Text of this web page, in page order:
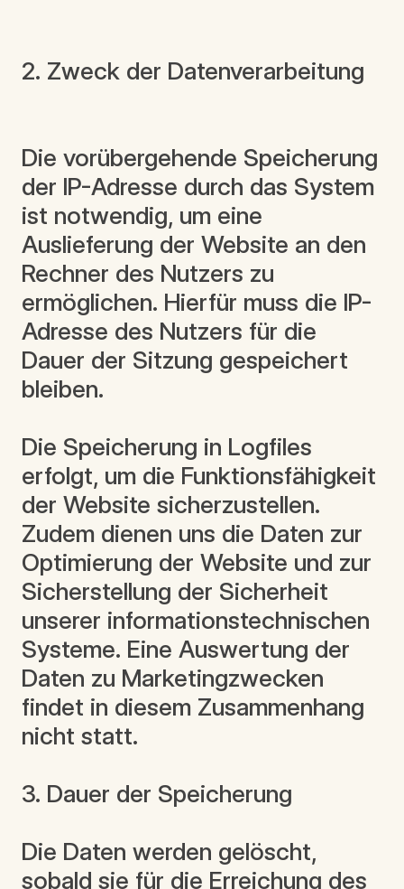
2. Zweck der Datenverarbeitung
Die vorübergehende Speicherung
der IP-Adresse durch das System
ist notwendig, um eine
Auslieferung der Website an den
Rechner des Nutzers zu
ermöglichen. Hierfür muss die IP-
Adresse des Nutzers für die
Dauer der Sitzung gespeichert
bleiben.
Die Speicherung in Logfiles
erfolgt, um die Funktionsfähigkeit
der Website sicherzustellen.
Zudem dienen uns die Daten zur
Optimierung der Website und zur
Sicherstellung der Sicherheit
unserer informationstechnischen
Systeme. Eine Auswertung der
Daten zu Marketingzwecken
findet in diesem Zusammenhang
nicht statt.
3. Dauer der Speicherung
Die Daten werden gelöscht,
sobald sie für die Erreichung des